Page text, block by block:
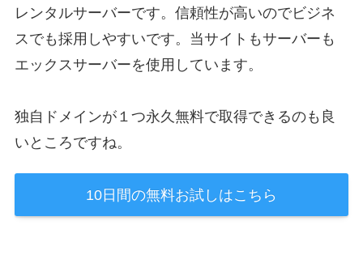
レンタルサーバーです。信頼性が高いのでビジネ
スでも採用しやすいです。当サイトもサーバーも
エックスサーバーを使用しています。
独自ドメインが１つ永久無料で取得できるのも良
いところですね。
10日間の無料お試しはこちら